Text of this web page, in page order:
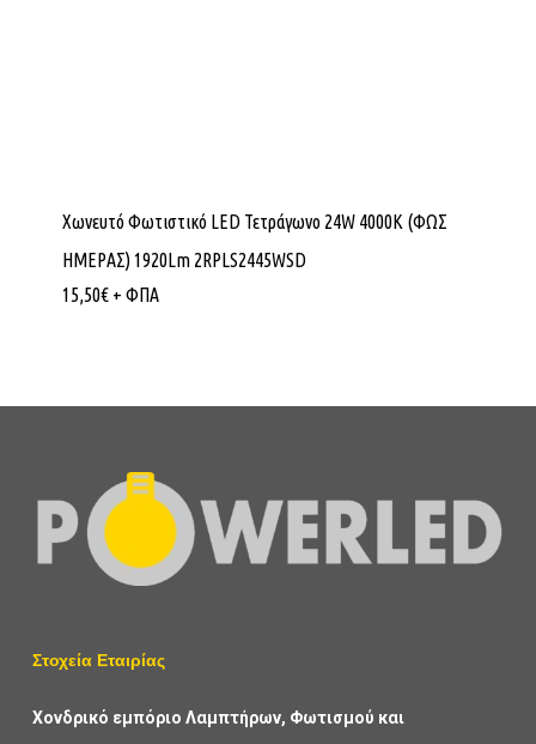
Χωνευτό Φωτιστικό LED Τετράγωνο 24W 4000K (ΦΩΣ
ΗΜΕΡΑΣ) 1920Lm 2RPLS2445WSD
15,50€ + ΦΠΑ
Στοχεία Εταιρίας
Χονδρικό εμπόριο Λαμπτήρων, Φωτισμού και